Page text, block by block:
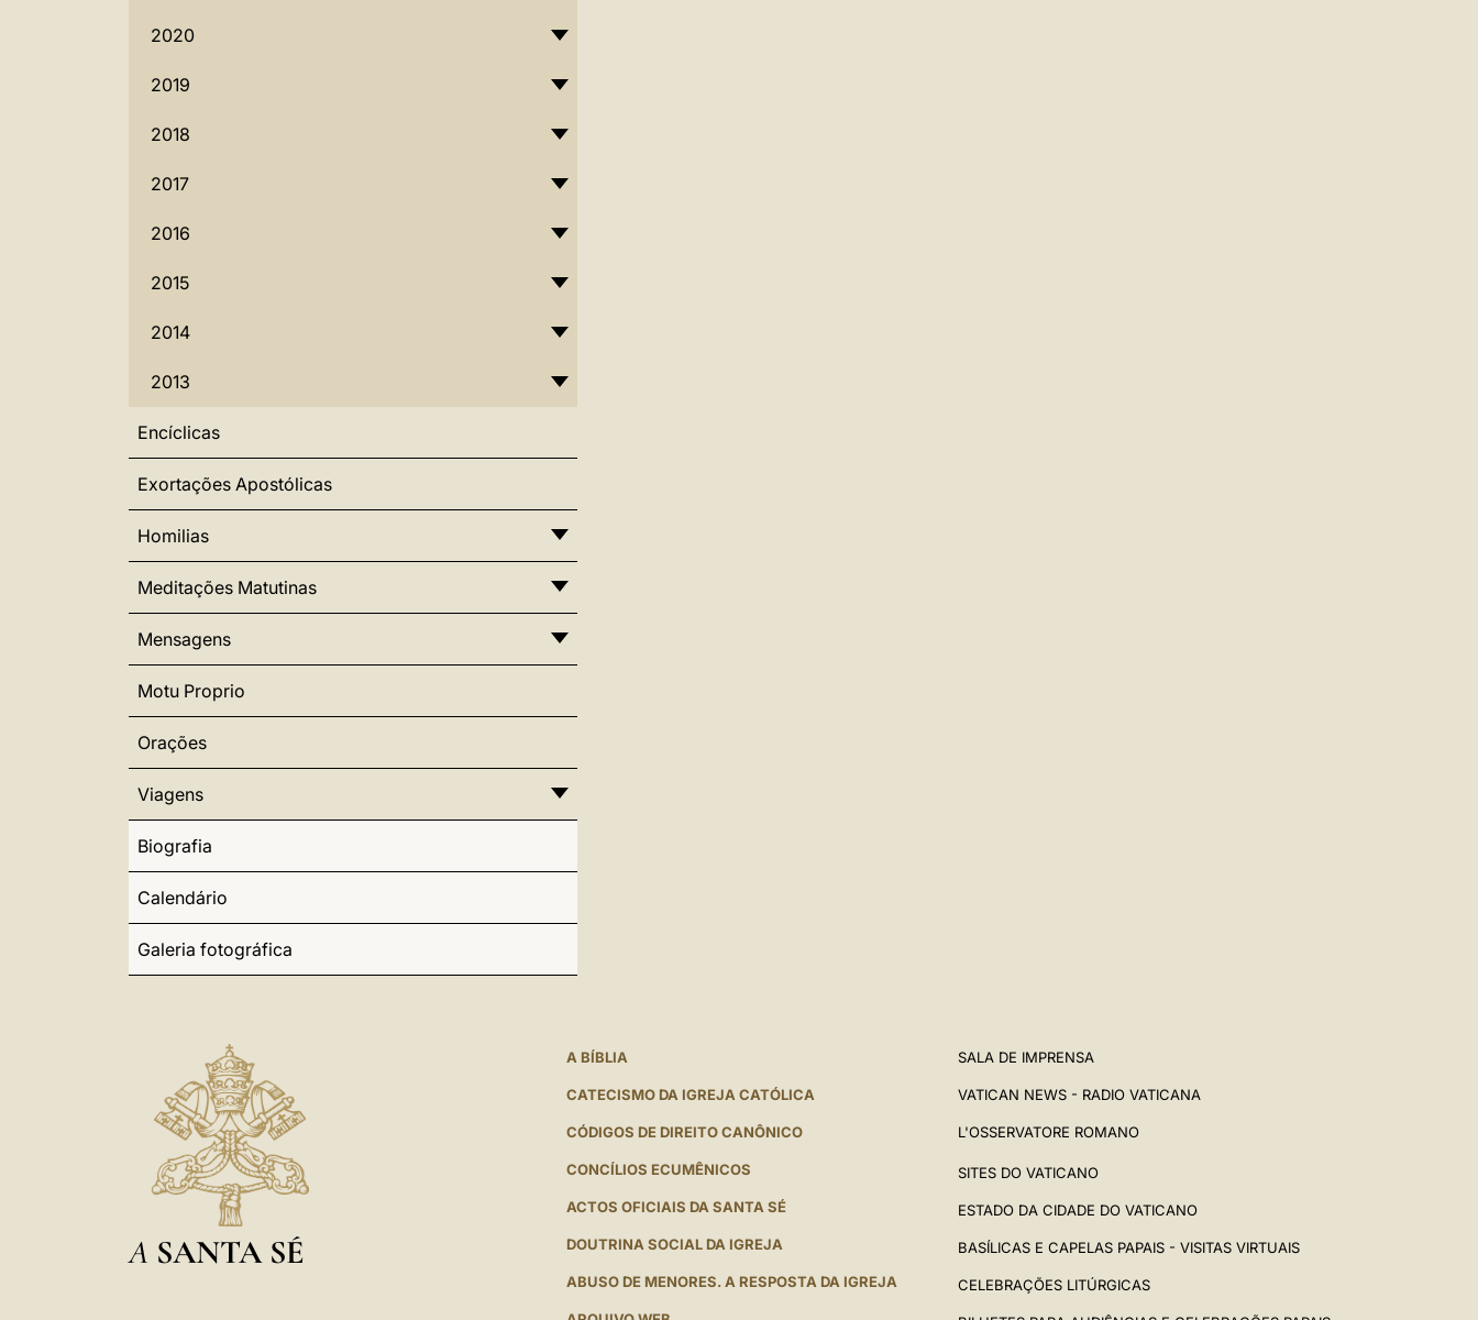
2020
2019
2018
2017
2016
2015
2014
2013
Encíclicas
Exortações Apostólicas
Homilias
Meditações Matutinas
Mensagens
Motu Proprio
Orações
Viagens
Biografia
Calendário
Galeria fotográfica
A SANTA SÉ
A BÍBLIA
CATECISMO DA IGREJA CATÓLICA
CÓDIGOS DE DIREITO CANÔNICO
CONCÍLIOS ECUMÊNICOS
ACTOS OFICIAIS DA SANTA SÉ
DOUTRINA SOCIAL DA IGREJA
ABUSO DE MENORES. A RESPOSTA DA IGREJA
SALA DE IMPRENSA
VATICAN NEWS - RADIO VATICANA
L'OSSERVATORE ROMANO
SITES DO VATICANO
ESTADO DA CIDADE DO VATICANO
BASÍLICAS E CAPELAS PAPAIS - VISITAS VIRTUAIS
CELEBRAÇÕES LITÚRGICAS